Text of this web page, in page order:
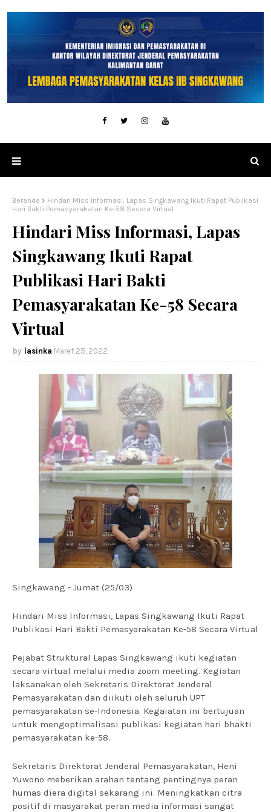
Beranda
Hindari Miss Informasi, Lapas Singkawang Ikuti Rapat Publikasi
Hari Bakti Pemasyarakatan Ke-58 Secara Virtual
Hindari Miss Informasi, Lapas
Singkawang Ikuti Rapat
Publikasi Hari Bakti
Pemasyarakatan Ke-58 Secara
Virtual
lasinka Maret 25, 2022
Singkawang - Jumat (25/03)
Hindari Miss Informasi, Lapas Singkawang Ikuti Rapat
Publikasi Hari Bakti Pemasyarakatan Ke-58 Secara Virtual
Pejabat Struktural Lapas Singkawang ikuti kegiatan
secara virtual melalui media zoom meeting. Kegiatan
laksanakan oleh Sekretaris Direktorat Jenderal
Pemasyarakatan dan diikuti oleh seluruh UPT
pemasyarakatan se-Indonesia. Kegaiatan ini bertujuan
untuk mengoptimalisasi publikasi kegiatan hari bhakti
pemasyarakatan ke-58.
Sekretaris Direktorat Jenderal Pemasyarakatan, Heni
Yuwono meberikan arahan tentang pentingnya peran
humas diera digital sekarang ini. Meningkatkan citra
positif di masyarakat peran media informasi sangat